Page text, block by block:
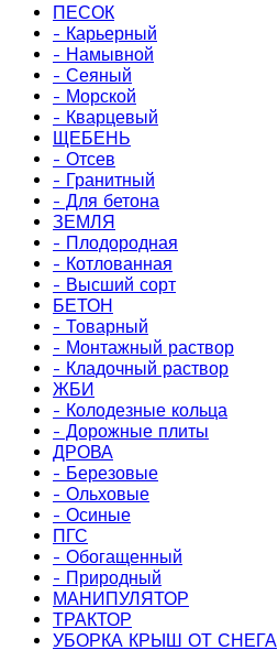
ПЕСОК
- Карьерный
- Намывной
- Сеяный
- Морской
- Кварцевый
ЩЕБЕНЬ
- Отсев
- Гранитный
- Для бетона
ЗЕМЛЯ
- Плодородная
- Котлованная
- Высший сорт
БЕТОН
- Товарный
- Монтажный раствор
- Кладочный раствор
ЖБИ
- Колодезные кольца
- Дорожные плиты
ДРОВА
- Березовые
- Ольховые
- Осиные
ПГС
- Обогащенный
- Природный
МАНИПУЛЯТОР
ТРАКТОР
УБОРКА КРЫШ ОТ СНЕГА